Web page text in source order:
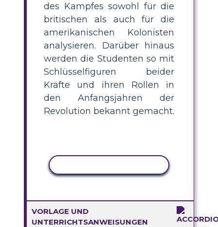
des Kampfes sowohl für die
britischen als auch für die
amerikanischen Kolonisten
analysieren. Darüber hinaus
werden die Studenten so mit
Schlüsselfiguren beider
Kräfte und ihren Rollen in
den Anfangsjahren der
Revolution bekannt gemacht.
VORLAGE UND
UNTERRICHTSANWEISUNGEN